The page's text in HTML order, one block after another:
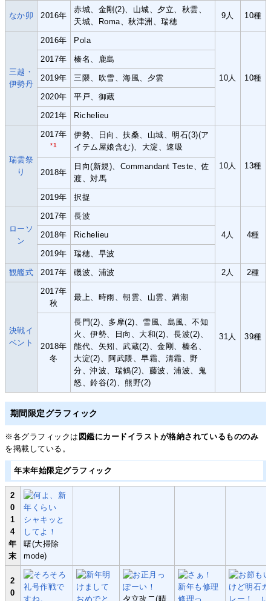
なか卯 2016年
赤城、金剛(2)、山城、夕立、秋雲、
天城、Roma、秋津洲、瑞穂
9人 10種
三越・
伊勢丹
2016年 Pola
10人 10種
2017年 榛名、鹿島
2019年 三隈、吹雪、海風、夕雲
2020年 平戸、御蔵
2021年 Richelieu
瑞雲祭
り
2017年
*1
伊勢、日向、扶桑、山城、明石(3)(ア
イテム屋娘含む)、大淀、速吸
10人 13種
2018年
日向(新規)、Commandant Teste、佐
渡、対馬
2019年 択捉
ローソ
ン
2017年 長波
4人 4種
2018年 Richelieu
2019年 瑞穂、早波
観艦式 2017年 磯波、浦波 2人 2種
決戦イ
ベント
2017年
秋
最上、時雨、朝雲、山雲、満潮
31人
39種
2018年
冬
長門(2)、多摩(2)、雪風、島風、不知
火、伊勢、日向、大和(2)、長波(2)、
能代、矢矧、武蔵(2)、金剛、榛名、
大淀(2)、阿武隈、早霜、清霜、野
分、沖波、瑞鶴(2)、藤波、浦波、鬼
怒、鈴谷(2)、熊野(2)
期間限定グラフィック
※各グラフィックは 図鑑にカードイラストが格納されているもののみ
を掲載している。
年末年始限定グラフィック
2
0
1
4
年
末
曙(大掃除
mode)
2
0
夕立改二(晴